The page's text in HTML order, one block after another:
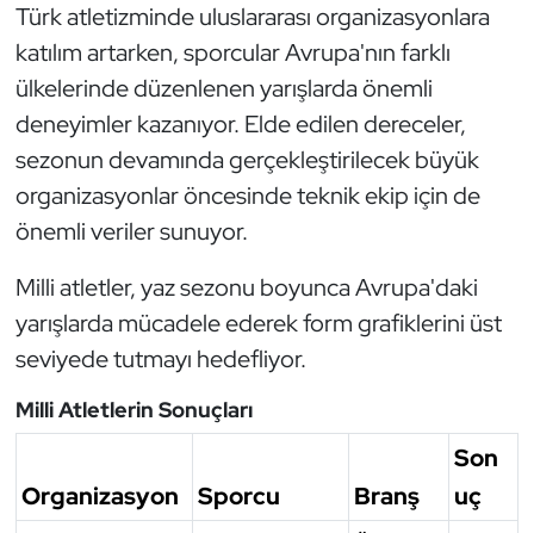
Türk atletizminde uluslararası organizasyonlara
katılım artarken, sporcular Avrupa'nın farklı
ülkelerinde düzenlenen yarışlarda önemli
deneyimler kazanıyor. Elde edilen dereceler,
sezonun devamında gerçekleştirilecek büyük
organizasyonlar öncesinde teknik ekip için de
önemli veriler sunuyor.
Milli atletler, yaz sezonu boyunca Avrupa'daki
yarışlarda mücadele ederek form grafiklerini üst
seviyede tutmayı hedefliyor.
Milli Atletlerin Sonuçları
Organizasyon Sporcu Branş
Son
uç
Triatlon
Vücut Geliştirme Fitness
Wushu Kungfu
Yelken
Yüzme